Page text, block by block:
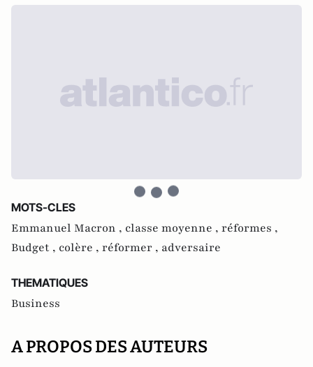
MOTS-CLES
Emmanuel Macron , classe moyenne , réformes ,
Budget , colère , réformer , adversaire
THEMATIQUES
Business
A PROPOS DES AUTEURS